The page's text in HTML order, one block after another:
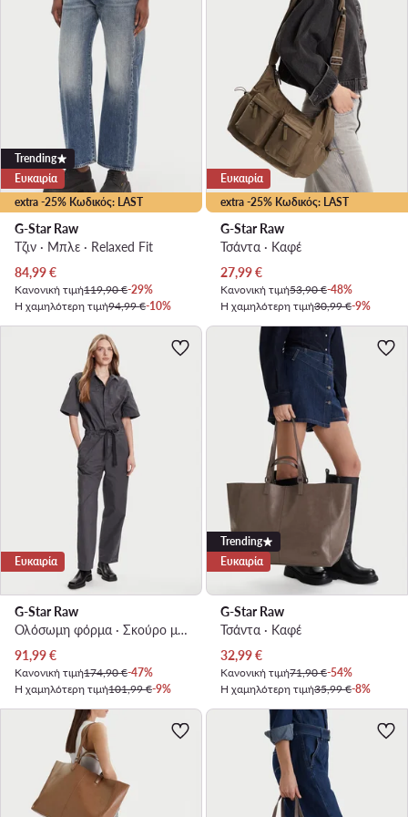
extra -25% Κωδικός: LAST
Trending
Ευκαιρία
G-Star Raw
Τζιν · Μπλε · Relaxed Fit
Τρέχουσα τιμή
84,99€
Κανονική τιμή119,90 €-29%
Η χαμηλότερη τιμή94,99 €-10%
extra -25% Κωδικός: LAST
Ευκαιρία
G-Star Raw
Τσάντα · Καφέ
Τρέχουσα τιμή
27,99€
Κανονική τιμή53,90 €-48%
Η χαμηλότερη τιμή30,99 €-9%
Ευκαιρία
G-Star Raw
Ολόσωμη φόρμα · Σκούρο μπλε · Μακρύ
Τρέχουσα τιμή
91,99€
Κανονική τιμή174,90 €-47%
Η χαμηλότερη τιμή101,99 €-9%
Trending
Ευκαιρία
G-Star Raw
Τσάντα · Καφέ
Τρέχουσα τιμή
32,99€
Κανονική τιμή71,90 €-54%
Η χαμηλότερη τιμή35,99 €-8%